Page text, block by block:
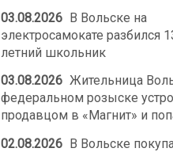
03.08.2026 В Вольске на
электросамокате разбился
летний школьник
03.08.2026 Жительница
федеральном розыске
продавцом в «Магнит» и
02.08.2026 В Вольске